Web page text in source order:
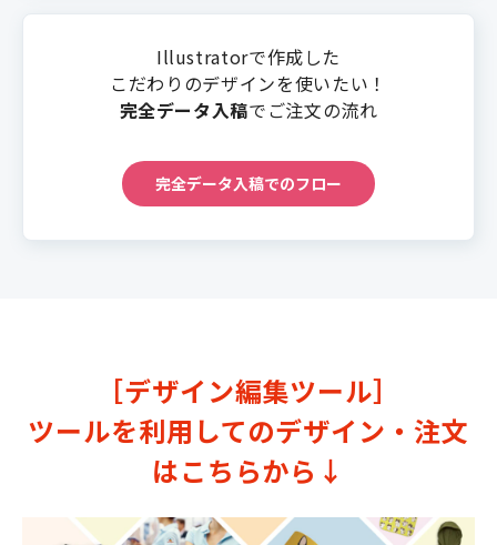
Illustratorで作成した
こだわりのデザインを使いたい！
完全データ入稿でご注文の流れ
完全データ入稿でのフロー
［デザイン編集ツール］
ツールを利用してのデザイン・注文
はこちらから↓